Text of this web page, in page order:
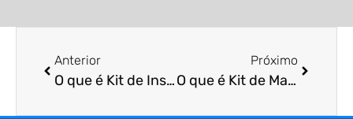
Anterior
O que é Kit de Inspeção para Identificação de Infestações por Moscas?
Próximo
O que é Kit de Manutenção para Controle de Pragas em Unidades de Saúde?